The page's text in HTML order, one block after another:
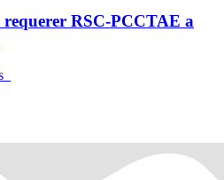
requerer RSC-PCCTAE a